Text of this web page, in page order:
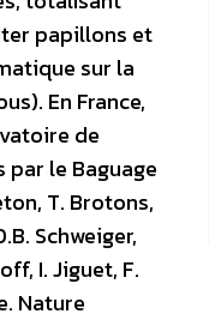
papillons et
sur la
En France,
de
le Baguage
T. Brotons,
Schweiger,
I. Jiguet, F.
Nature